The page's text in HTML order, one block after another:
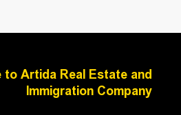
to Artida Real Estate and
Immigration Company